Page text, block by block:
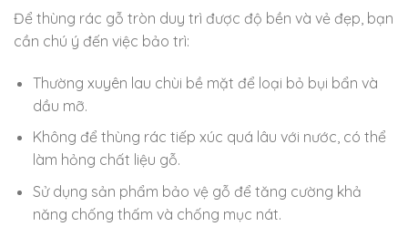
Để thùng rác gỗ tròn duy trì được độ bền và vẻ đẹp, bạn
cần chú ý đến việc bảo trì:
Thường xuyên lau chùi bề mặt để loại bỏ bụi bẩn và
dầu mỡ.
Không để thùng rác tiếp xúc quá lâu với nước, có thể
làm hỏng chất liệu gỗ.
Sử dụng sản phẩm bảo vệ gỗ để tăng cường khả
năng chống thấm và chống mục nát.